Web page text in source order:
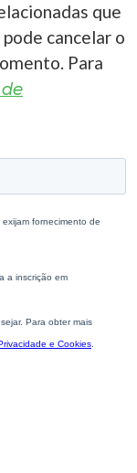
que
cancelar o
Para